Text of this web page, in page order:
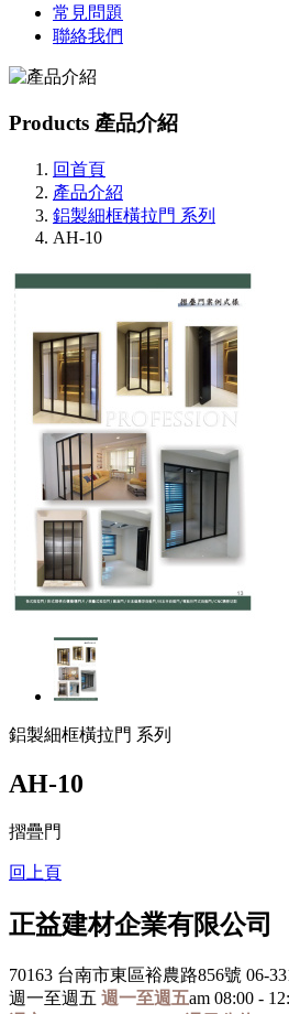
常見問題
聯絡我們
Products 產品介紹
回首頁
產品介紹
鋁製細框橫拉門 系列
AH-10
鋁製細框橫拉門 系列
AH-10
摺疊門
回上頁
正益建材企業有限公司
70163 台南市東區裕農路856號 06-
週一至週五 週一至週五am 08:00 -